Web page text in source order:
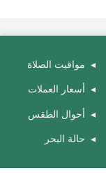
مواقيت الصلاة
أسعار العملات
أحوال الطقس
حالة البحر